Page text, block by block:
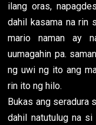
ilang oras,
dahil kasama na rin
mario naman ay
uumagahin pa.
ng uwi ng ito ang
rin ito ng hilo.
Bukas ang seradura
dahil natutulug na si